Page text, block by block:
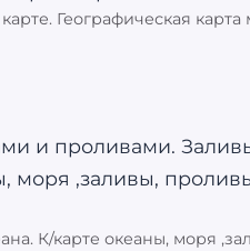
Географическая
К/карте океаны, моря